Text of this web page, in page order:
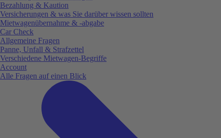
Bezahlung & Kaution
Versicherungen & was Sie darüber wissen sollten
Mietwagenübernahme & -abgabe
Car Check
Allgemeine Fragen
Panne, Unfall & Strafzettel
Verschiedene Mietwagen-Begriffe
Account
Alle Fragen auf einen Blick